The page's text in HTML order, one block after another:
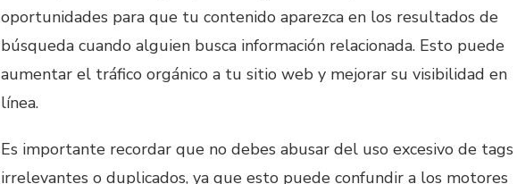
oportunidades para que tu contenido aparezca en los resultados de
búsqueda cuando alguien busca información relacionada. Esto puede
aumentar el tráfico orgánico a tu sitio web y mejorar su visibilidad en
línea.
Es importante recordar que no debes abusar del uso excesivo de tags
irrelevantes o duplicados, ya que esto puede confundir a los motores